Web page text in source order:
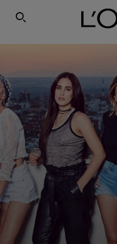
SEARCH THIS SITE